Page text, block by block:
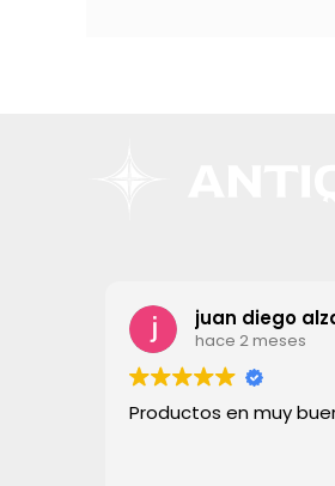
juan diego
hace 2 meses
Productos en muy